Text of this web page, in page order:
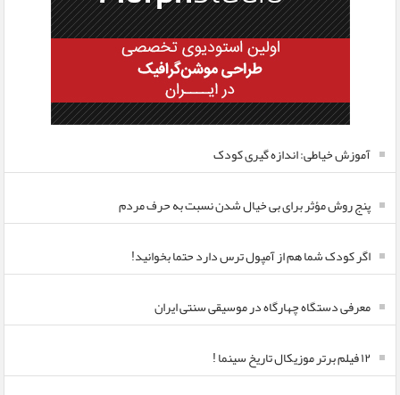
آموزش خیاطی: اندازه گیری کودک
پنج روش مؤثر برای بی خیال شدن نسبت به حرف مردم
اگر کودک شما هم از آمپول ترس دارد حتما بخوانید!
معرفی دستگاه چهارگاه در موسیقی سنتی ایران
۱۲ فیلم برتر موزیکال تاریخ سینما !